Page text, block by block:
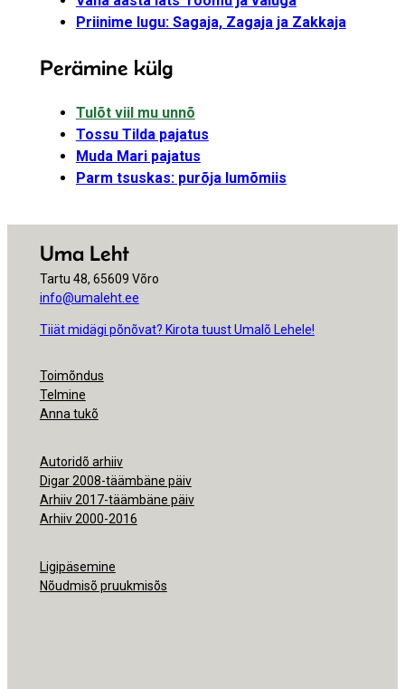
Priinime lugu: Sagaja, Zagaja ja Zakkaja
Perämine külg
Tulõt viil mu unnõ
Tossu Tilda pajatus
Muda Mari pajatus
Parm tsuskas: purõja lumõmiis
Uma Leht
Tartu 48, 65609 Võro
info@umaleht.ee
Tiiät midägi põnõvat? Kirota tuust Umalõ Lehele!
Toimõndus
Telmine
Anna tukõ
Autoridõ arhiiv
Digar 2008-täämbäne päiv
Arhiiv 2017-täämbäne päiv
Arhiiv 2000-2016
Ligipäsemine
Nõudmisõ pruukmisõs